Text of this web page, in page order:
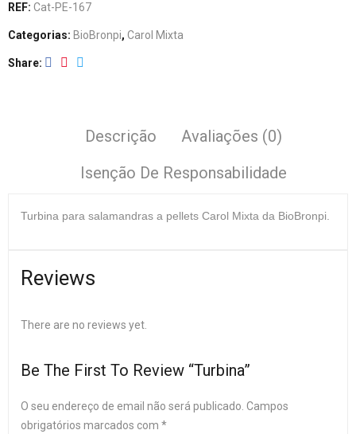
REF: Cat-PE-167
Categorias: BioBronpi, Carol Mixta
Share
Descrição
Avaliações (0)
Isenção De Responsabilidade
Turbina para salamandras a pellets Carol Mixta da BioBronpi.
Reviews
There are no reviews yet.
Be The First To Review “Turbina”
O seu endereço de email não será publicado. Campos
obrigatórios marcados com *